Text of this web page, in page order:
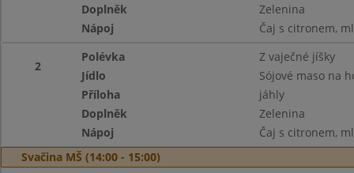
Doplněk
Zelenina
Nápoj
Čaj s citronem,
2
Polévka
Z vaječné jíšky
Jídlo
Sójové maso na
Příloha
jáhly
Doplněk
Zelenina
Nápoj
Čaj s citronem,
Svačina MŠ (14:00 - 15:00)